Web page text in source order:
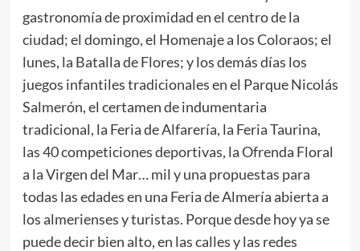
gastronomía de proximidad en el centro de la
ciudad; el domingo, el Homenaje a los Coloraos; el
lunes, la Batalla de Flores; y los demás días los
juegos infantiles tradicionales en el Parque Nicolás
Salmerón, el certamen de indumentaria
tradicional, la Feria de Alfarería, la Feria Taurina,
las 40 competiciones deportivas, la Ofrenda Floral
a la Virgen del Mar… mil y una propuestas para
todas las edades en una Feria de Almería abierta a
los almerienses y turistas. Porque desde hoy ya se
puede decir bien alto, en las calles y las redes